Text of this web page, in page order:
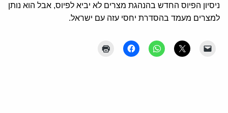
ניסיון הפיוס החדש בהנהגת מצרים לא יביא לפיוס, אבל הוא נותן
למצרים מעמד בהסדרת יחסי עזה עם ישראל.